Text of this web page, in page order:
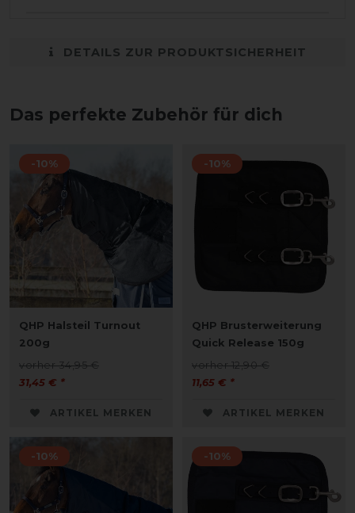
DETAILS ZUR PRODUKTSICHERHEIT
Das perfekte Zubehör für dich
-10%
QHP Halsteil Turnout
200g
vorher 34,95 €
31,45 € *
ARTIKEL MERKEN
-10%
QHP Brusterweiterung
Quick Release 150g
vorher 12,90 €
11,65 € *
ARTIKEL MERKEN
-10% -10%